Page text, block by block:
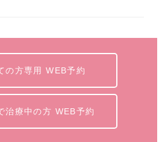
の方専用 WEB予約
治療中の方 WEB予約